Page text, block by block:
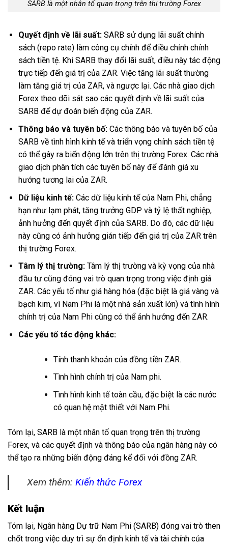
SARB là một nhân tố quan trọng trên thị trường Forex
Quyết định về lãi suất: SARB sử dụng lãi suất chính
sách (repo rate) làm công cụ chính để điều chỉnh chính
sách tiền tệ. Khi SARB thay đổi lãi suất, điều này tác động
trực tiếp đến giá trị của ZAR. Việc tăng lãi suất thường
làm tăng giá trị của ZAR, và ngược lại. Các nhà giao dịch
Forex theo dõi sát sao các quyết định về lãi suất của
SARB để dự đoán biến động của ZAR.
Thông báo và tuyên bố: Các thông báo và tuyên bố của
SARB về tình hình kinh tế và triển vọng chính sách tiền tệ
có thể gây ra biến động lớn trên thị trường Forex. Các nhà
giao dịch phân tích các tuyên bố này để đánh giá xu
hướng tương lai của ZAR.
Dữ liệu kinh tế: Các dữ liệu kinh tế của Nam Phi, chẳng
hạn như lạm phát, tăng trưởng GDP và tỷ lệ thất nghiệp,
ảnh hưởng đến quyết định của SARB. Do đó, các dữ liệu
này cũng có ảnh hưởng gián tiếp đến giá trị của ZAR trên
thị trường Forex.
Tâm lý thị trường: Tâm lý thị trường và kỳ vọng của nhà
đầu tư cũng đóng vai trò quan trọng trong việc định giá
ZAR. Các yếu tố như giá hàng hóa (đặc biệt là giá vàng và
bạch kim, vì Nam Phi là một nhà sản xuất lớn) và tình hình
chính trị của Nam Phi cũng có thể ảnh hưởng đến ZAR.
Các yếu tố tác động khác:
Tính thanh khoản của đồng tiền ZAR.
Tình hình chính trị của Nam phi.
Tình hình kinh tế toàn cầu, đặc biệt là các nước
có quan hệ mật thiết với Nam Phi.
Tóm lại, SARB là một nhân tố quan trọng trên thị trường
Forex, và các quyết định và thông báo của ngân hàng này có
thể tạo ra những biến động đáng kể đối với đồng ZAR.
Xem thêm: Kiến thức Forex
Kết luận
Tóm lại, Ngân hàng Dự trữ Nam Phi (SARB) đóng vai trò then
chốt trong việc duy trì sự ổn định kinh tế và tài chính của